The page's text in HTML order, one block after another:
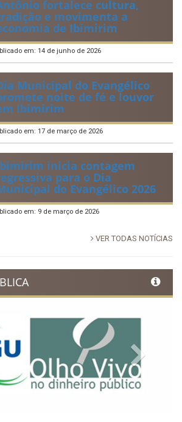
fortalece cultura,
e movimenta a
de Ibimirim
em: 14 de junho de 2026
Municipal do Evangélico
noite de fé e louvor
Ibimirim
em: 17 de março de 2026
inicia contagem
para o Dia
do Evangélico 2026
em: 9 de março de 2026
VER TODAS NOTÍCIAS